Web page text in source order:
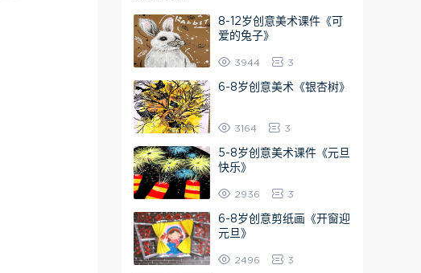
8-12岁创意美术课件《可
爱的兔子》
3944 3
6-8岁创意美术《银杏树》
3164 3
5-8岁创意美术课件《元旦
快乐》
2936 3
6-8岁创意剪纸画《开窗迎
元旦》
2496 3